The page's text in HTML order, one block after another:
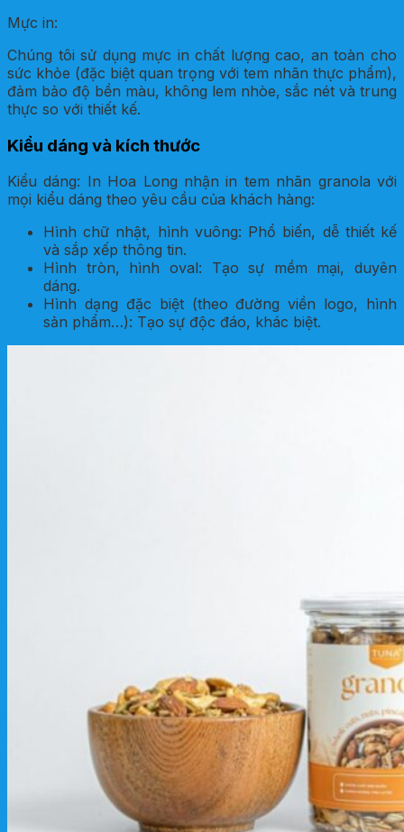
Mực in:
Chúng tôi sử dụng mực in chất lượng cao, an toàn cho
sức khỏe (đặc biệt quan trọng với tem nhãn thực phẩm),
đảm bảo độ bền màu, không lem nhòe, sắc nét và trung
thực so với thiết kế.
Kiểu dáng và kích thước
Kiểu dáng: In Hoa Long nhận in tem nhãn granola với
mọi kiểu dáng theo yêu cầu của khách hàng:
Hình chữ nhật, hình vuông: Phổ biến, dễ thiết kế
và sắp xếp thông tin.
Hình tròn, hình oval: Tạo sự mềm mại, duyên
dáng.
Hình dạng đặc biệt (theo đường viền logo, hình
sản phẩm…): Tạo sự độc đáo, khác biệt.